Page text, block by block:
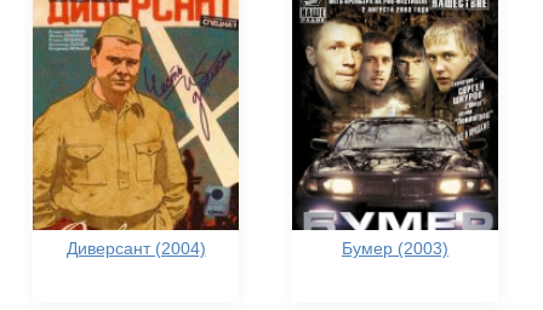
Диверсант (2004) Бумер (2003)